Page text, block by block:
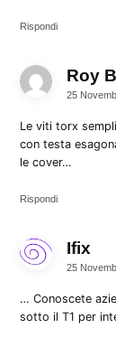
Rispondi
Roy
25
Le viti torx
con testa
le cover…
Rispondi
Ifix
25
… Conoscete
sotto il T1 per